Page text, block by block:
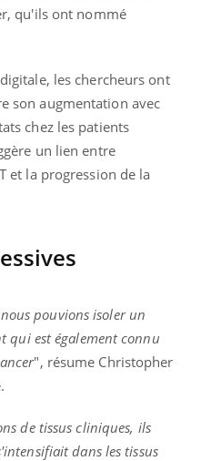
qu'ils ont nommé
les chercheurs ont
son augmentation avec
chez les patients
un lien entre
et la progression de la
pouvions isoler un
qui est également connu
", résume Christopher
de tissus cliniques, ils
dans les tissus